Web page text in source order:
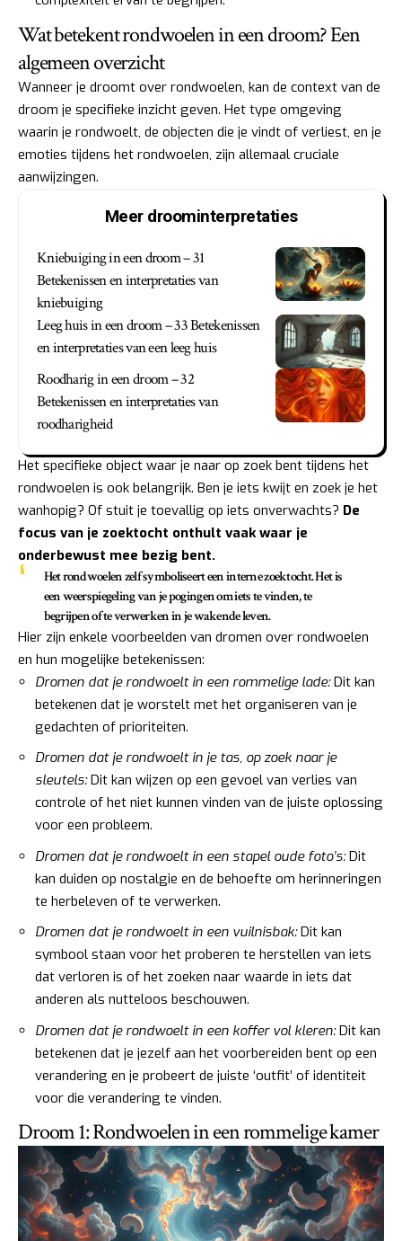
Wat betekent rondwoelen in een droom? Een
algemeen overzicht
Wanneer je droomt over rondwoelen, kan de context van de
droom je specifieke inzicht geven. Het type omgeving
waarin je rondwoelt, de objecten die je vindt of verliest, en je
emoties tijdens het rondwoelen, zijn allemaal cruciale
aanwijzingen.
Meer droominterpretaties
Kniebuiging in een droom – 31
Betekenissen en interpretaties van
kniebuiging
Leeg huis in een droom – 33 Betekenissen
en interpretaties van een leeg huis
Roodharig in een droom – 32
Betekenissen en interpretaties van
roodharigheid
Het specifieke object waar je naar op zoek bent tijdens het
rondwoelen is ook belangrijk. Ben je iets kwijt en zoek je het
wanhopig? Of stuit je toevallig op iets onverwachts? De
focus van je zoektocht onthult vaak waar je
onderbewust mee bezig bent.
Het rondwoelen zelf symboliseert een interne zoektocht. Het is
een weerspiegeling van je pogingen om iets te vinden, te
begrijpen of te verwerken in je wakende leven.
Hier zijn enkele voorbeelden van dromen over rondwoelen
en hun mogelijke betekenissen:
Dromen dat je rondwoelt in een rommelige lade:Dit kan
betekenen dat je worstelt met het organiseren van je
gedachten of prioriteiten.
Dromen dat je rondwoelt in je tas, op zoek naar je
sleutels:Dit kan wijzen op een gevoel van verlies van
controle of het niet kunnen vinden van de juiste oplossing
voor een probleem.
Dromen dat je rondwoelt in een stapel oude foto’s:Dit
kan duiden op nostalgie en de behoefte om herinneringen
te herbeleven of te verwerken.
Dromen dat je rondwoelt in een vuilnisbak:Dit kan
symbool staan voor het proberen te herstellen van iets
dat verloren is of het zoeken naar waarde in iets dat
anderen als nutteloos beschouwen.
Dromen dat je rondwoelt in een koffer vol kleren:Dit kan
betekenen dat je jezelf aan het voorbereiden bent op een
verandering en je probeert de juiste ‘outfit’ of identiteit
voor die verandering te vinden.
Droom 1: Rondwoelen in een rommelige kamer